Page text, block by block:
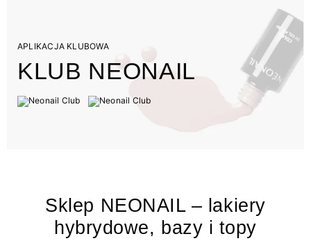
APLIKACJA KLUBOWA
KLUB NEONAIL
Sklep NEONAIL – lakiery
hybrydowe, bazy i topy